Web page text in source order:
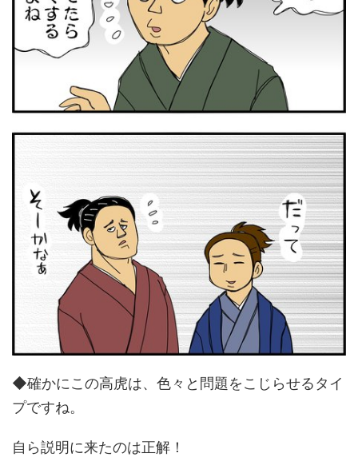
◆確かにこの高虎は、色々と問題をこじらせるタイ
プですね。
自ら説明に来たのは正解！